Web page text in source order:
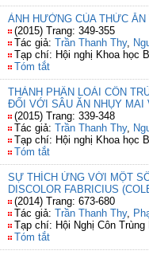
ẢNH HƯỞNG CỦA THỨC
(2015) Trang: 349-355
Tác giả: Trần Thanh Thy,
Tạp chí: Hội nghị Khoa học
Tóm tắt
THÀNH PHẦN LOÀI CÔN
ĐỐI VỚI SÂU ĂN NHỤY MAI
(2015) Trang: 339-348
Tác giả: Trần Thanh Thy,
Tạp chí: Hội nghị Khoa học
Tóm tắt
SỰ THÍCH ỨNG VỚI MỘT
DISCOLOR FABRICIUS
(2014) Trang: 673-680
Tác giả: Trần Thanh Thy,
Tạp chí: Hội Nghị Côn
Tóm tắt